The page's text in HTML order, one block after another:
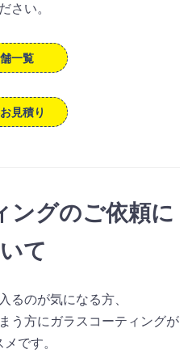
さい。
一覧
見積り
ングのご依頼に
て
るのが気になる方、
う方にガラスコーティングが
です。